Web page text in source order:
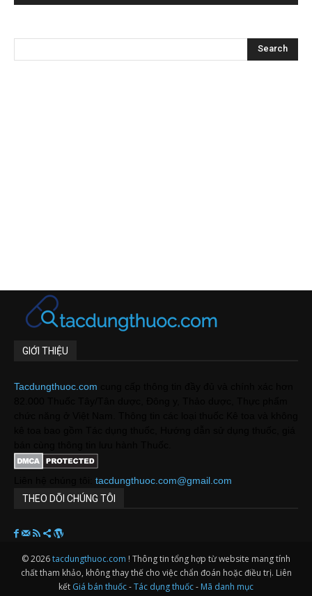
GIỚI THIỆU
Tacdungthuoc.com
tacdungthuoc.com@gmail.com
THEO DÕI CHÚNG TÔI
© 2026tacdungthuoc.com ! Thông tin tổng hợp từ website mang tính
chất tham khảo, không thay thế cho việc chẩn đoán hoặc điều trị. Liên
kết Giá bán thuốc-Tác dụng thuốc- Mã danh mục